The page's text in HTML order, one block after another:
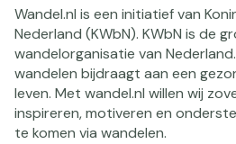
Wandel.nl is een initiatief van
Nederland (KWbN). KWbN is de
wandelorganisatie van
wandelen bijdraagt aan een
leven. Met wandel.nl willen wij
inspireren, motiveren en
te komen via wandelen.